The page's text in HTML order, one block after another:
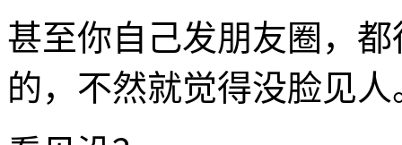
甚至你自己发朋友圈，
的，不然就觉得没脸见人